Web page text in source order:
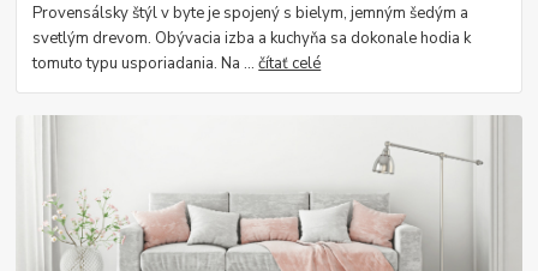
Provensálsky štýl v byte je spojený s bielym, jemným šedým a
svetlým drevom. Obývacia izba a kuchyňa sa dokonale hodia k
tomuto typu usporiadania. Na ...čítať celé